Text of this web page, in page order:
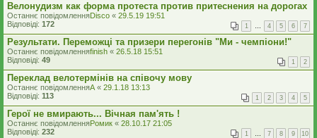
Велонудизм как форма протеста против притеснения на дорогах
Останнє повідомленняDisco « 29.5.19 19:51
Відповіді: 172 1 … 4 5 6 7
Результати. Переможці та призери перегонів "Ми - чемпіони!"
Останнє повідомленняfinish « 26.5.18 15:51
Відповіді: 49 1 2
Переклад велотермінів на співочу мову
Останнє повідомленняA « 29.1.18 13:13
Відповіді: 113 1 2 3 4 5
Герої не вмирають... Вічная пам'ять !
Останнє повідомленняРомик « 28.10.17 21:05
Відповіді: 232 1 … 7 8 9 10